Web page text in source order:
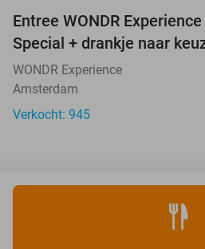
Entree WONDR
Special + drankje naar
WONDR Experience
Amsterdam
Verkocht: 945